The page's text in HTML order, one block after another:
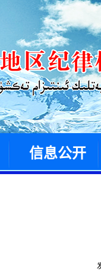
信息公开